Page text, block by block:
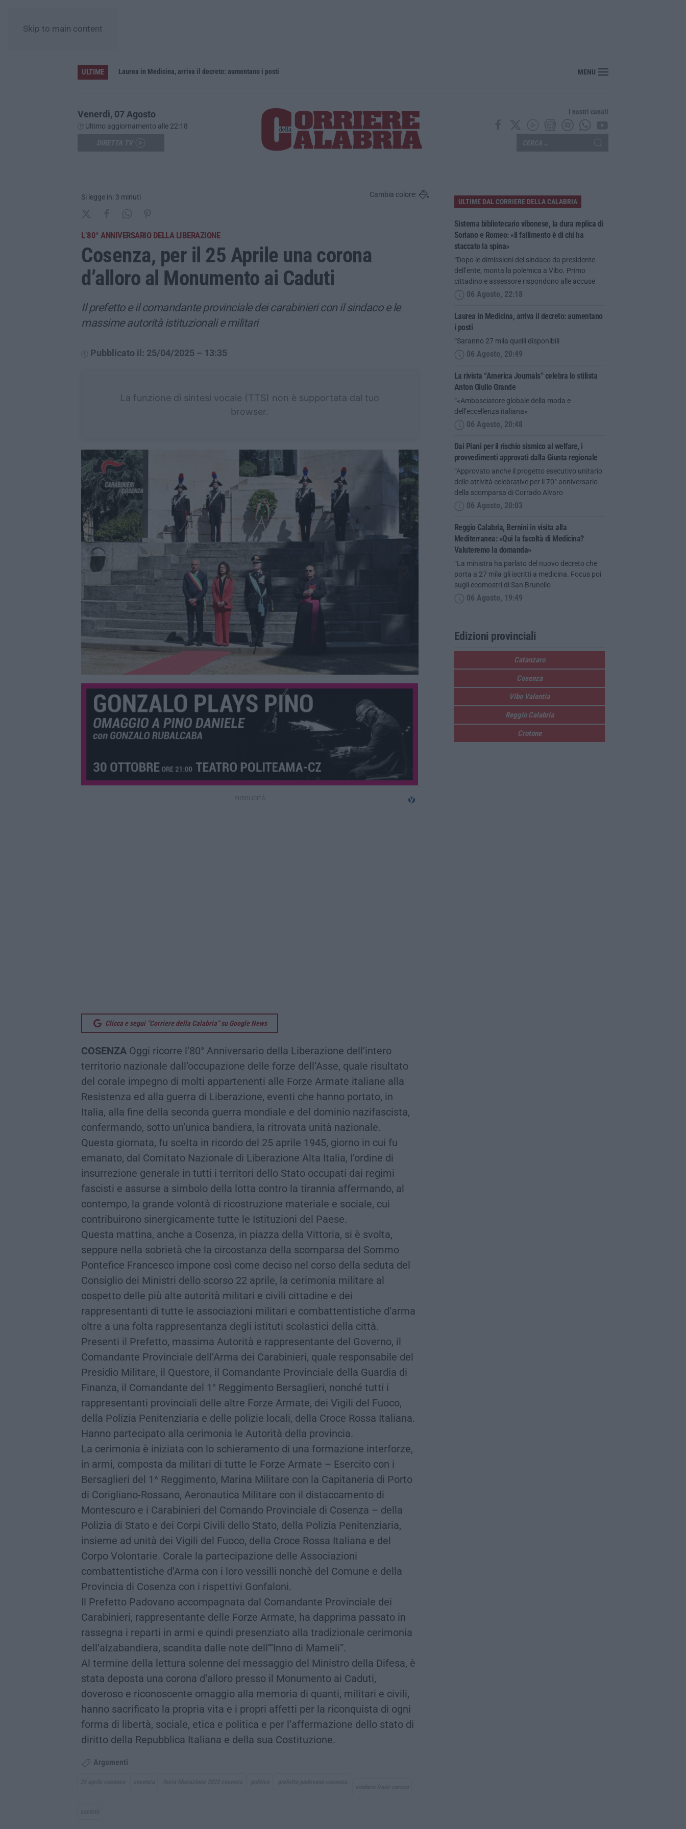
Skip to main content
ULTIME
Sistema bibliotecario vibonese, la dura replica di Soriano e Romeo: «Il fallimento è di chi ha staccato la spina» Laurea in Medicina, arriva il decreto: aumentano i posti La rivista “America Journals” celebra lo stilista Anton Giulio Grande
MENU
Venerdì, 07 Agosto
Ultimo aggiornamento alle 22:18
I nostri canali
Si legge in: 3 minuti Cambia colore:
L’80° ANNIVERSARIO DELLA LIBERAZIONE
Cosenza, per il 25 Aprile una corona
d’alloro al Monumento ai Caduti
Il prefetto e il comandante provinciale dei carabinieri con il sindaco e le
massime autorità istituzionali e militari
Pubblicato il: 25/04/2025 – 13:35
La funzione di sintesi vocale (TTS) non è supportata dal tuo
browser.
Clicca e segui “Corriere della Calabria” su Google News
COSENZA Oggi ricorre l’80° Anniversario della Liberazione dell’intero
territorio nazionale dall’occupazione delle forze dell’Asse, quale risultato
del corale impegno di molti appartenenti alle Forze Armate italiane alla
Resistenza ed alla guerra di Liberazione, eventi che hanno portato, in
Italia, alla fine della seconda guerra mondiale e del dominio nazifascista,
confermando, sotto un’unica bandiera, la ritrovata unità nazionale.
Questa giornata, fu scelta in ricordo del 25 aprile 1945, giorno in cui fu
emanato, dal Comitato Nazionale di Liberazione Alta Italia, l’ordine di
insurrezione generale in tutti i territori dello Stato occupati dai regimi
fascisti e assurse a simbolo della lotta contro la tirannia affermando, al
contempo, la grande volontà di ricostruzione materiale e sociale, cui
contribuirono sinergicamente tutte le Istituzioni del Paese.
Questa mattina, anche a Cosenza, in piazza della Vittoria, si è svolta,
seppure nella sobrietà che la circostanza della scomparsa del Sommo
Pontefice Francesco impone così come deciso nel corso della seduta del
Consiglio dei Ministri dello scorso 22 aprile, la cerimonia militare al
cospetto delle più alte autorità militari e civili cittadine e dei
rappresentanti di tutte le associazioni militari e combattentistiche d’arma
oltre a una folta rappresentanza degli istituti scolastici della città.
Presenti il Prefetto, massima Autorità e rappresentante del Governo, il
Comandante Provinciale dell’Arma dei Carabinieri, quale responsabile del
Presidio Militare, il Questore, il Comandante Provinciale della Guardia di
Finanza, il Comandante del 1° Reggimento Bersaglieri, nonché tutti i
rappresentanti provinciali delle altre Forze Armate, dei Vigili del Fuoco,
della Polizia Penitenziaria e delle polizie locali, della Croce Rossa Italiana.
Hanno partecipato alla cerimonia le Autorità della provincia.
La cerimonia è iniziata con lo schieramento di una formazione interforze,
in armi, composta da militari di tutte le Forze Armate – Esercito con i
Bersaglieri del 1^ Reggimento, Marina Militare con la Capitaneria di Porto
di Corigliano-Rossano, Aeronautica Militare con il distaccamento di
Montescuro e i Carabinieri del Comando Provinciale di Cosenza – della
Polizia di Stato e dei Corpi Civili dello Stato, della Polizia Penitenziaria,
insieme ad unità dei Vigili del Fuoco, della Croce Rossa Italiana e del
Corpo Volontarie. Corale la partecipazione delle Associazioni
combattentistiche d’Arma con i loro vessilli nonchè del Comune e della
Provincia di Cosenza con i rispettivi Gonfaloni.
Il Prefetto Padovano accompagnata dal Comandante Provinciale dei
Carabinieri, rappresentante delle Forze Armate, ha dapprima passato in
rassegna i reparti in armi e quindi presenziato alla tradizionale cerimonia
dell’alzabandiera, scandita dalle note dell’”Inno di Mameli”.
Al termine della lettura solenne del messaggio del Ministro della Difesa, è
stata deposta una corona d’alloro presso il Monumento ai Caduti,
doveroso e riconoscente omaggio alla memoria di quanti, militari e civili,
hanno sacrificato la propria vita e i propri affetti per la riconquista di ogni
forma di libertà, sociale, etica e politica e per l’affermazione dello stato di
diritto della Repubblica Italiana e della sua Costituzione.
Argomenti
ULTIME DAL CORRIERE DELLA CALABRIA
Sistema bibliotecario vibonese, la dura replica di
Soriano e Romeo: «Il fallimento è di chi ha
staccato la spina»
“Dopo le dimissioni del sindaco da presidente
dell’ente, monta la polemica a Vibo. Primo
cittadino e assessore rispondono alle accuse
06 Agosto, 22:18
Laurea in Medicina, arriva il decreto: aumentano
i posti
“Saranno 27 mila quelli disponibili
06 Agosto, 20:49
La rivista “America Journals” celebra lo stilista
Anton Giulio Grande
“«Ambasciatore globale della moda e
dell’eccellenza italiana»
06 Agosto, 20:48
Dai Piani per il rischio sismico al welfare, i
provvedimenti approvati dalla Giunta regionale
“Approvato anche il progetto esecutivo unitario
delle attività celebrative per il 70° anniversario
della scomparsa di Corrado Alvaro
06 Agosto, 20:03
Reggio Calabria, Bernini in visita alla
Mediterranea: «Qui la facoltà di Medicina?
Valuteremo la domanda»
“La ministra ha parlato del nuovo decreto che
porta a 27 mila gli iscritti a medicina. Focus poi
sugli ecomostri di San Brunello
06 Agosto, 19:49
Edizioni provinciali
Catanzaro
Cosenza
Vibo Valentia
Reggio Calabria
Crotone